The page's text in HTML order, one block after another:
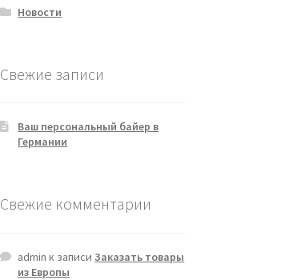
Новости
Свежие записи
Ваш персональный байер в
Германии
Свежие комментарии
admin к записиЗаказать товары
из Европы